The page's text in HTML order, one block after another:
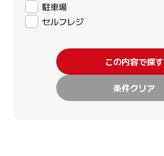
駐車場
セルフレジ
この内容で探す
条件クリア